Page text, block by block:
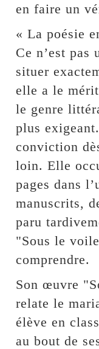
en faire un
« La poésie
Ce n’est pas
situer
elle a le
le genre
plus
conviction
loin. Elle
pages dans
manuscrits,
paru
"Sous le
comprendre.
Son œuvre
relate le
élève en
au bout de